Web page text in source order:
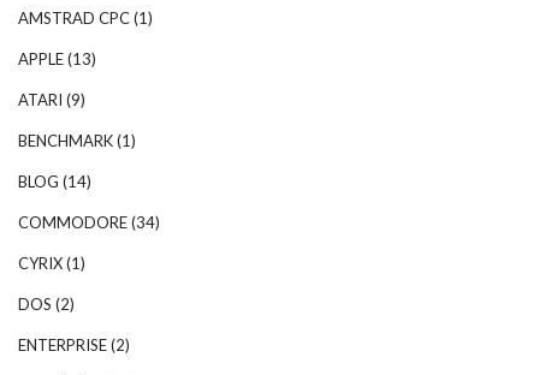
AMSTRAD CPC(1)
APPLE(13)
ATARI (9)
BENCHMARK(1)
BLOG (14)
COMMODORE(34)
CYRIX(1)
DOS (2)
ENTERPRISE(2)